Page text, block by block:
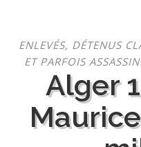
contenu
ENLEVÉS, DÉTENUS
ET PARFOIS
Alger